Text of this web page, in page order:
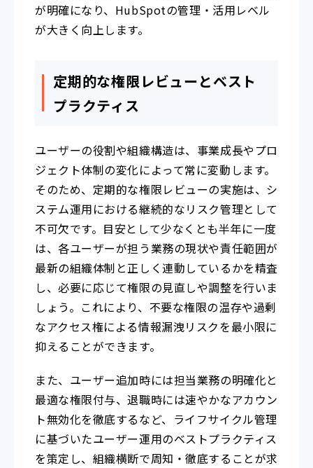
が明確になり、HubSpotの管理・活用レベル
が大きく向上します。
定期的な権限レビューとベスト
プラクティス
ユーザーの役割や組織構造は、事業成長やプロ
ジェクト体制の変化によって常に変動します。
そのため、定期的な権限レビューの実施は、シ
ステム運用における継続的なリスク管理として
不可欠です。目安として少なくとも半年に一度
は、各ユーザーが担う業務の現状や責任範囲が
最新の組織体制と正しく連動しているかを精査
し、必要に応じて権限の見直しや調整を行いま
しょう。これにより、不要な権限の温存や過剰
なアクセス権による情報漏洩リスクを最小限に
抑えることができます。
また、ユーザー追加時には担当業務の明確化と
最適な権限付与、退職時には速やかなアカウン
ト無効化を徹底するなど、ライフサイクル管理
に基づいたユーザー運用のベストプラクティス
を策定し、組織横断で周知・徹底することが求